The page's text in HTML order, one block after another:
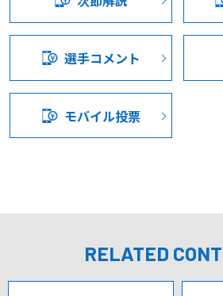
りから圧倒的なインテンシティで岐
を握り続けたい。
野心を粉砕し、サポーターと共に最
たい。甲府の真価と誇りを証明し、
ィションの中、風下に立った甲府は
力をかけ、8分に文選手に鋭いミドル
負けてしまうので、ボールにアプロ
らまずボールサイドにしっかりプレ
と。引いてクロスを上げて、それを
ころに選手が行けたのかどうかも含
も含めてしっかりと映像を見て、そ
A:そこと逆サイドの把握という部分
ルにヘディングシュートされている
選手コメント
モバイル投票
RELATED